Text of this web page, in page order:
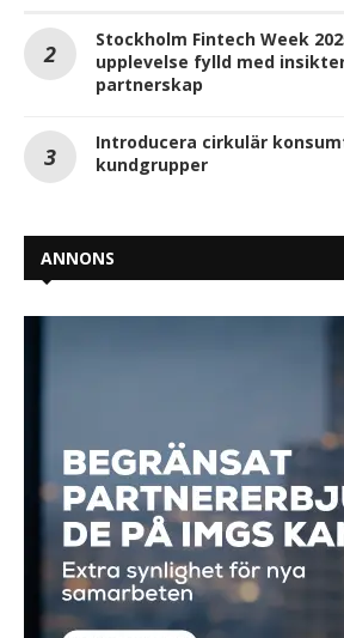
Stockholm Fintech Week
upplevelse fylld med
partnerskap
Introducera cirkulär
kundgrupper
ANNONS